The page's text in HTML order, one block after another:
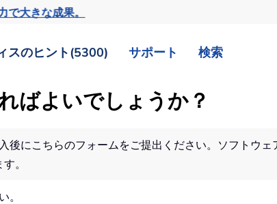
で大きな成果。
スのヒント(5300) サポート 検索
ばよいでしょうか？
後にこちらのフォームをご提出ください。ソフトウ
。
。